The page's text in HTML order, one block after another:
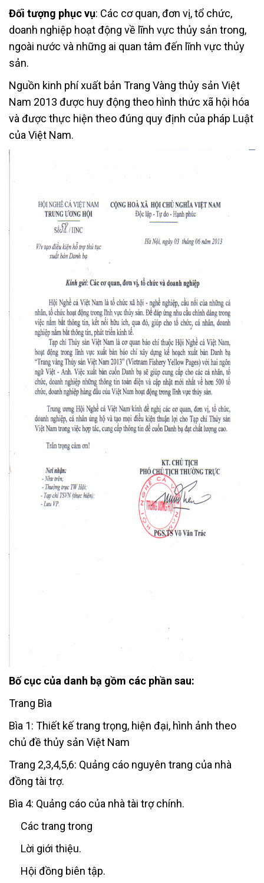
Đối tượng phục vụ: Các cơ quan, đơn vị, tổ chức,
doanh nghiệp hoạt động về lĩnh vực thủy sản trong,
ngoài nước và những ai quan tâm đến lĩnh vực thủy
sản.
Nguồn kinh phí xuất bản Trang Vàng thủy sản Việt
Nam 2013 được huy động theo hình thức xã hội hóa
và được thực hiện theo đúng quy định của pháp Luật
của Việt Nam.
Bố cục của danh bạ gồm các phần sau:
Trang Bìa
Bìa 1: Thiết kế trang trọng, hiện đại, hình ảnh theo
chủ đề thủy sản Việt Nam
Trang 2,3,4,5,6: Quảng cáo nguyên trang của nhà
đồng tài trợ.
Bìa 4: Quảng cáo của nhà tài trợ chính.
Các trang trong
Lời giới thiệu.
Hội đồng biên tập.